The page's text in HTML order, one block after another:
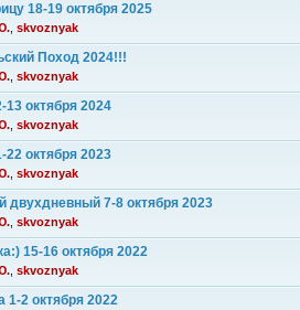
18-19 октября 2025
skvoznyak
Поход 2024!!!
skvoznyak
октября 2024
skvoznyak
октября 2023
skvoznyak
двухдневный 7-8 октября 2023
skvoznyak
15-16 октября 2022
skvoznyak
1-2 октября 2022